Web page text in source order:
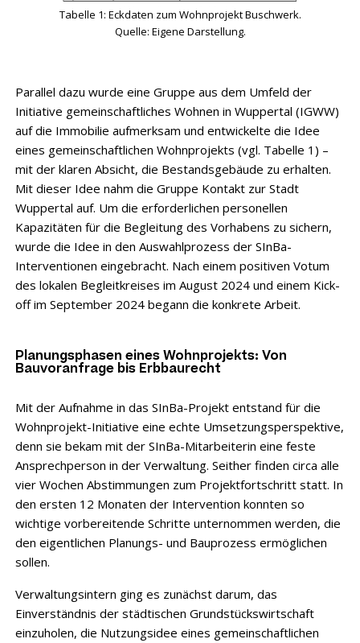
Tabelle 1: Eckdaten zum Wohnprojekt Buschwerk.
Quelle: Eigene Darstellung.
Parallel dazu wurde eine Gruppe aus dem Umfeld der
Initiative gemeinschaftliches Wohnen in Wuppertal (IGWW)
auf die Immobilie aufmerksam und entwickelte die Idee
eines gemeinschaftlichen Wohnprojekts (vgl. Tabelle 1) –
mit der klaren Absicht, die Bestandsgebäude zu erhalten.
Mit dieser Idee nahm die Gruppe Kontakt zur Stadt
Wuppertal auf. Um die erforderlichen personellen
Kapazitäten für die Begleitung des Vorhabens zu sichern,
wurde die Idee in den Auswahlprozess der SInBa-
Interventionen eingebracht. Nach einem positiven Votum
des lokalen Begleitkreises im August 2024 und einem Kick-
off im September 2024 begann die konkrete Arbeit.
Planungsphasen eines Wohnprojekts: Von
Bauvoranfrage bis Erbbaurecht
Mit der Aufnahme in das SInBa-Projekt entstand für die
Wohnprojekt-Initiative eine echte Umsetzungsperspektive,
denn sie bekam mit der SInBa-Mitarbeiterin eine feste
Ansprechperson in der Verwaltung. Seither finden circa alle
vier Wochen Abstimmungen zum Projektfortschritt statt. In
den ersten 12 Monaten der Intervention konnten so
wichtige vorbereitende Schritte unternommen werden, die
den eigentlichen Planungs- und Bauprozess ermöglichen
sollen.
Verwaltungsintern ging es zunächst darum, das
Einverständnis der städtischen Grundstückswirtschaft
einzuholen, die Nutzungsidee eines gemeinschaftlichen